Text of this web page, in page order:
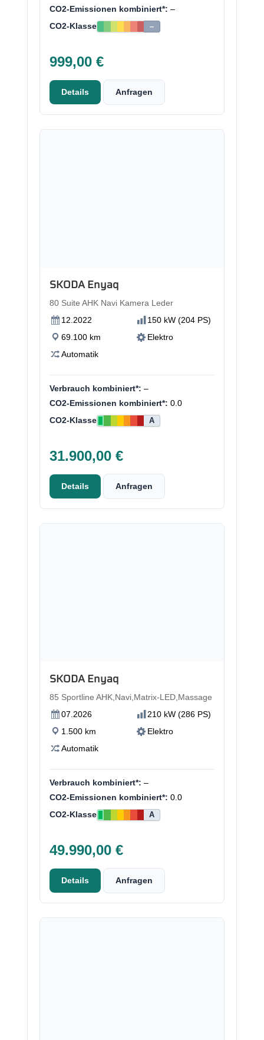
CO2-Emissionen kombiniert*: –
CO2-Klasse
–
999,00 €
Details Anfragen
SKODA Enyaq
80 Suite AHK Navi Kamera Leder
12.2022
150 kW (204 PS)
69.100 km
Elektro
Automatik
Verbrauch kombiniert*: –
CO2-Emissionen kombiniert*: 0.0
CO2-Klasse
A
31.900,00 €
Details Anfragen
SKODA Enyaq
85 Sportline AHK,Navi,Matrix-LED,Massage
07.2026
210 kW (286 PS)
1.500 km
Elektro
Automatik
Verbrauch kombiniert*: –
CO2-Emissionen kombiniert*: 0.0
CO2-Klasse
A
49.990,00 €
Details Anfragen